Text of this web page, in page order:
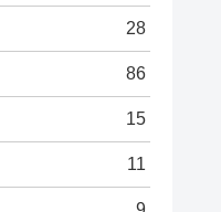
28
86
15
11